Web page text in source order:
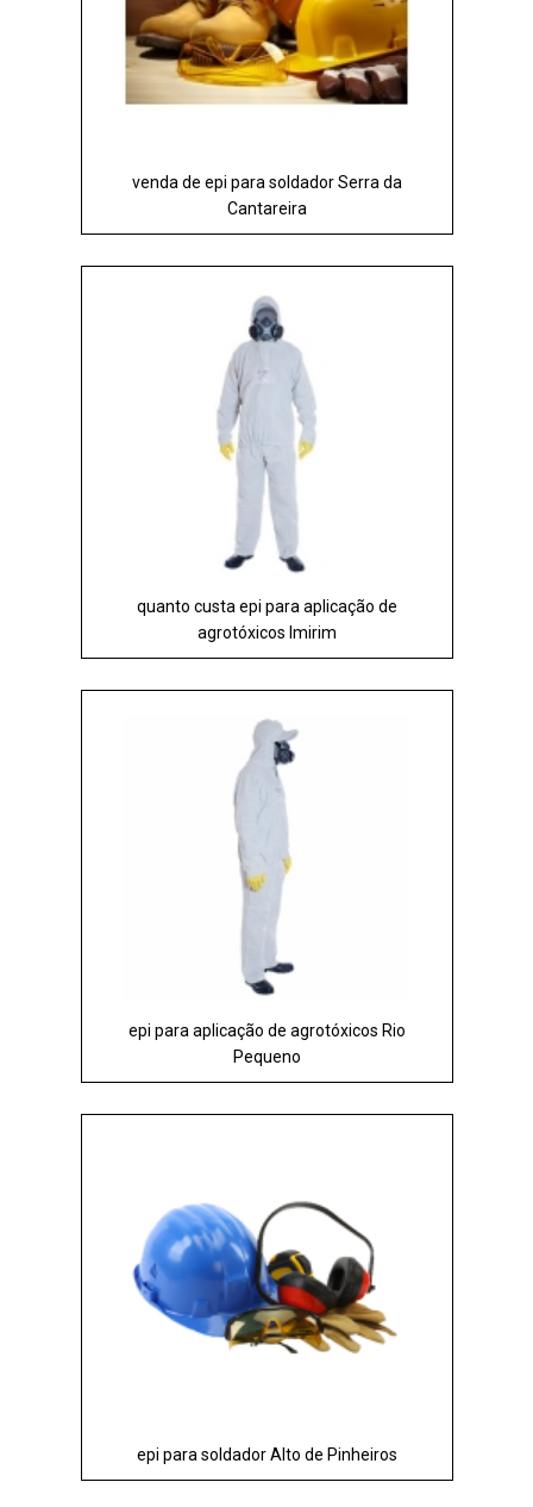
venda de epi para soldador Serra da
Cantareira
quanto custa epi para aplicação de
agrotóxicos Imirim
epi para aplicação de agrotóxicos Rio
Pequeno
epi para soldador Alto de Pinheiros